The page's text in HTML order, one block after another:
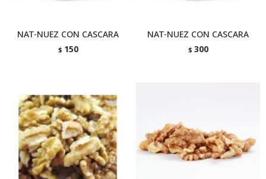
NAT-NUEZ CON CASCARA
$ 150
NAT-NUEZ CON CASCARA
$ 300